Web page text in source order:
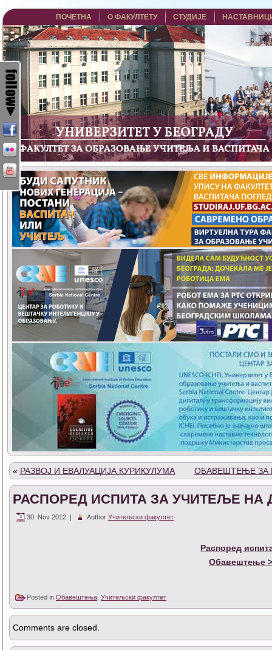
ПОЧЕТНА О ФАКУЛТЕТУ СТУДИЈЕ
« РАЗВОЈ И ЕВАЛУАЦИЈА КУРИКУЛУМА ОБАВЕШТЕЊЕ ЗА
РАСПОРЕД ИСПИТА ЗА УЧИТЕЉЕ
30. Nov 2012. | Author Учитељски факултет
Распоред
Обавештење
Posted in Обавештења Учитељски факултет
Comments are closed.